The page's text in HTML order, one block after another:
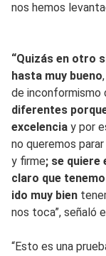
nos hemos
“Quizás en otro
hasta muy bueno
de inconformismo
diferentes
excelencia y por
no queremos
y firme; se quiere
claro que
ido muy bien
nos toca”, señaló
“Esto es una